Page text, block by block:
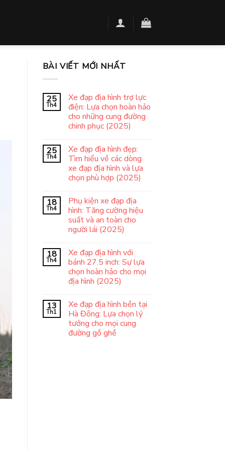
BÀI VIẾT MỚI NHẤT
25
Th4
Xe đạp địa hình trợ lực
điện: Lựa chọn hoàn hảo
cho những cung đường
chinh phục (2025)
25
Th4
Xe đạp địa hình đẹp:
Tìm hiểu về các dòng
xe đạp địa hình và lựa
chọn phù hợp (2025)
18
Th4
Phụ kiện xe đạp địa
hình: Tăng cường hiệu
suất và an toàn cho
người lái (2025)
18
Th4
Xe đạp địa hình với
bánh 27.5 inch: Sự lựa
chọn hoàn hảo cho mọi
địa hình (2025)
13
Th1
Xe đạp địa hình bền tại
Hà Đông: Lựa chọn lý
tưởng cho mọi cung
đường gồ ghề